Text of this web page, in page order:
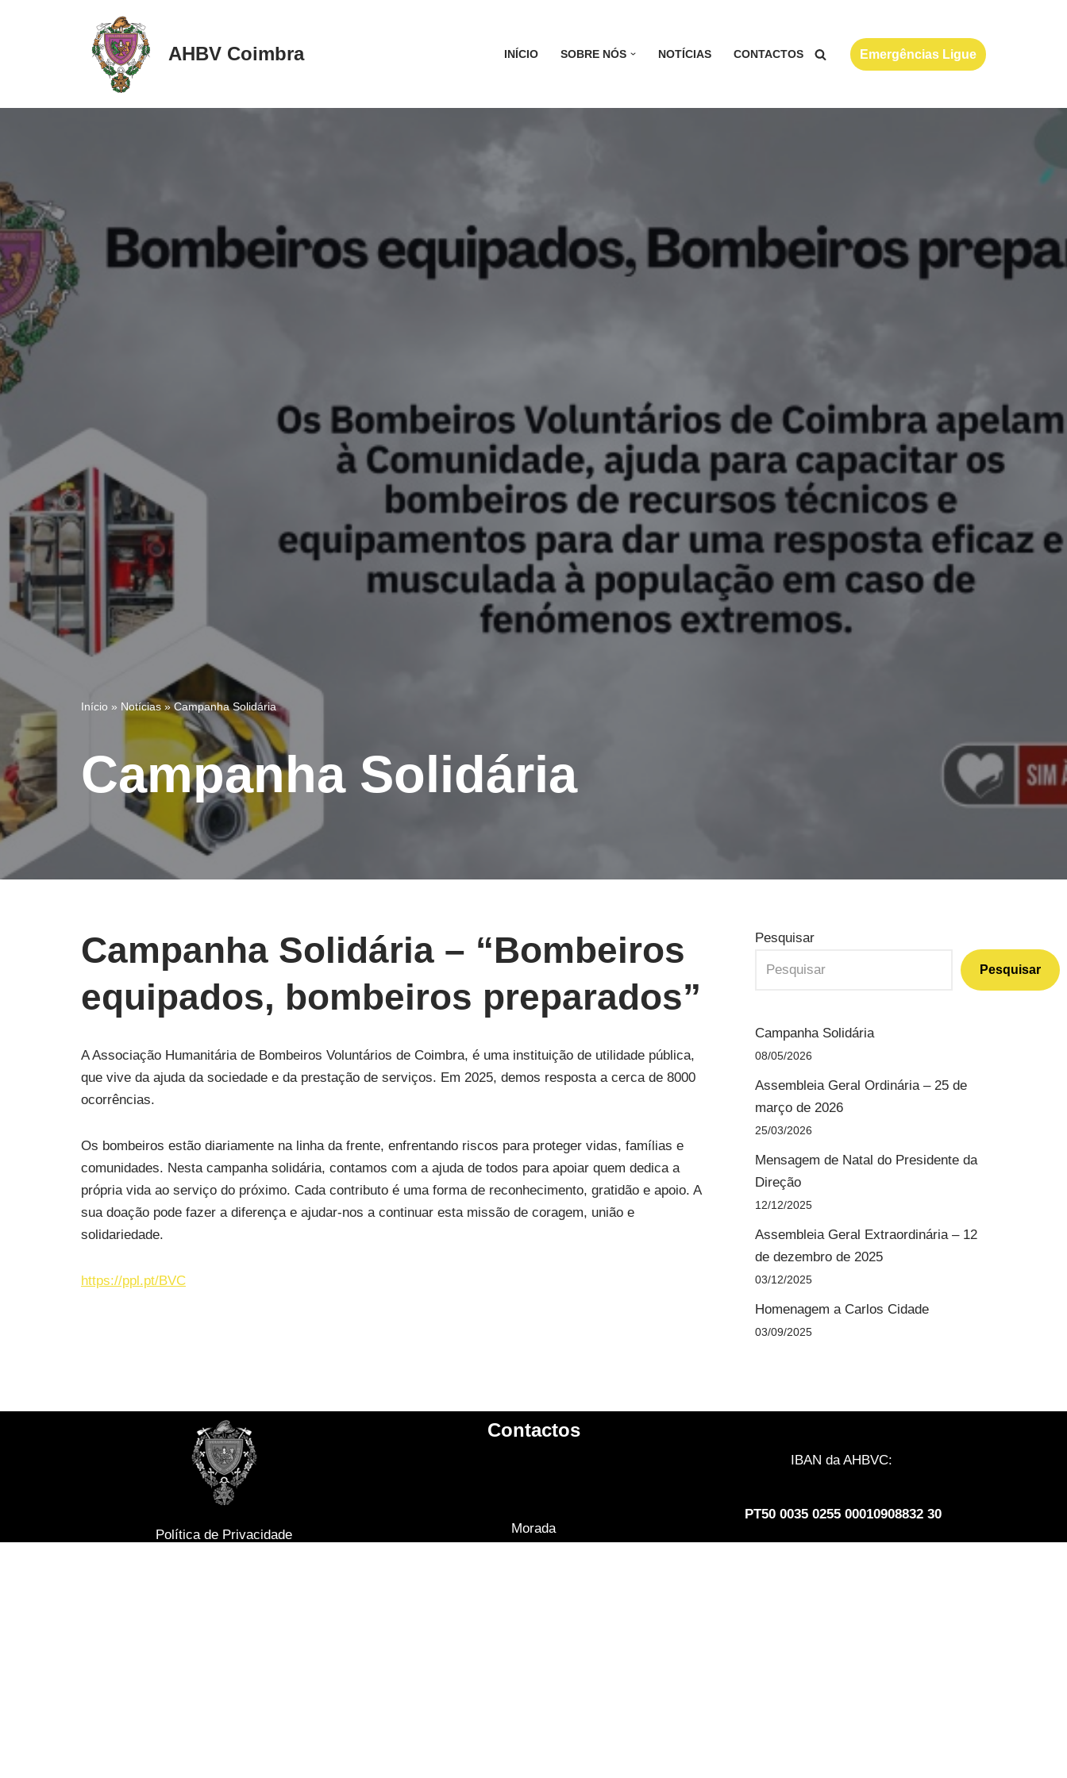
conteúdo
AHBV Coimbra INÍCIO SOBRE NÓS NOTÍCIAS CONTACTOS Emergências Ligue
Início » Notícias »Campanha Solidária
Campanha Solidária
Campanha Solidária – “Bombeiros
equipados, bombeiros preparados”
A Associação Humanitária de Bombeiros Voluntários de Coimbra, é uma instituição de utilidade pública,
que vive da ajuda da sociedade e da prestação de serviços. Em 2025, demos resposta a cerca de 8000
ocorrências.
Os bombeiros estão diariamente na linha da frente, enfrentando riscos para proteger vidas, famílias e
comunidades. Nesta campanha solidária, contamos com a ajuda de todos para apoiar quem dedica a
própria vida ao serviço do próximo. Cada contributo é uma forma de reconhecimento, gratidão e apoio. A
sua doação pode fazer a diferença e ajudar-nos a continuar esta missão de coragem, união e
solidariedade.
https://ppl.pt/BVC
Pesquisar
Pesquisar
Campanha Solidária
08/05/2026
Assembleia Geral Ordinária – 25 de
março de 2026
25/03/2026
Mensagem de Natal do Presidente da
Direção
12/12/2025
Assembleia Geral Extraordinária – 12
de dezembro de 2025
03/12/2025
Homenagem a Carlos Cidade
03/09/2025
Política de Privacidade
Contactos
Morada
IBAN da AHBVC:
PT50 0035 0255 00010908832 30